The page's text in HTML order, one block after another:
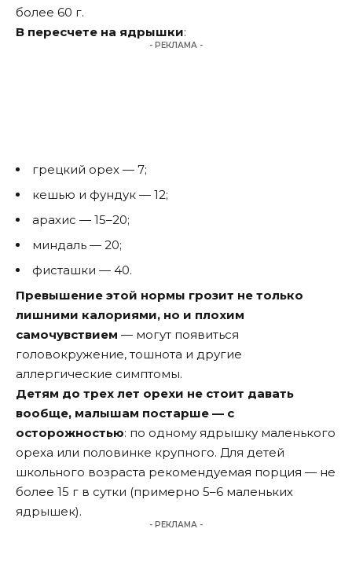
более 60 г.
В пересчете на ядрышки:
- РЕКЛАМА -
грецкий орех — 7;
кешью и фундук — 12;
арахис — 15–20;
миндаль — 20;
фисташки — 40.
Превышение этой нормы грозит не только
лишними калориями, но и плохим
самочувствием — могут появиться
головокружение, тошнота и другие
аллергические симптомы.
Детям до трех лет орехи не стоит давать
вообще, малышам постарше — с
осторожностью: по одному ядрышку маленького
ореха или половинке крупного. Для детей
школьного возраста рекомендуемая порция — не
более 15 г в сутки (примерно 5–6 маленьких
ядрышек).
- РЕКЛАМА -